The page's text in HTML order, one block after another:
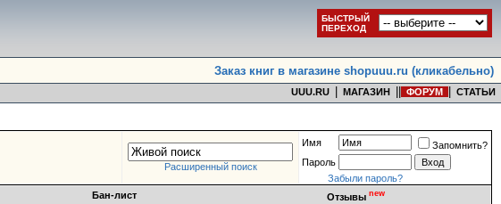
БЫСТРЫЙ
ПЕРЕХОД
Заказ книг в магазине shopuuu.ru (кликабельно)
UUU.RU МАГАЗИН ФОРУМ СТАТЬИ
Расширенный поиск
Имя
Запомнить?
Пароль
Забыли пароль?
Бан-лист Отзывы new